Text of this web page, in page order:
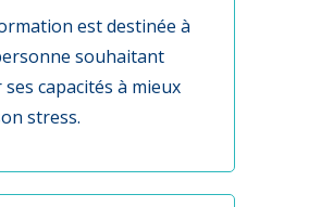
est destinée à
souhaitant
capacités à mieux
stress.